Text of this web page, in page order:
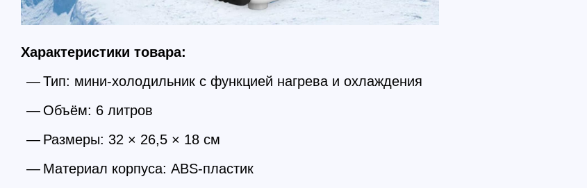
Характеристики товара:
Тип: мини-холодильник с функцией нагрева и охлаждения
Объём: 6 литров
Размеры: 32 × 26,5 × 18 см
Материал корпуса: ABS-пластик